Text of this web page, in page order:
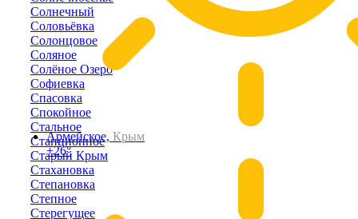
Армейское, Крым
+26°
Солнечный
Соловьёвка
Солонцовое
Соляное
Солёное Озеро
Софиевка
Спасовка
Спокойное
Стальное
Станционное
Старый Крым
Стахановка
Степановка
Степное
Стерегущее